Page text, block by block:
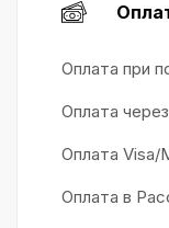
Оплата при
Оплата
Оплата Visa/
Оплата в